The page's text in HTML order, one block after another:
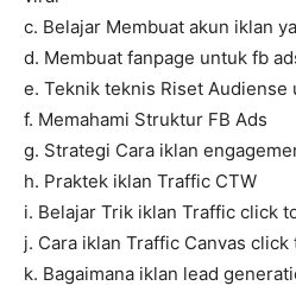
c. Belajar Membuat akun iklan
d. Membuat fanpage untuk fb
e. Teknik teknis Riset Audiense
f. Memahami Struktur FB Ads
g. Strategi Cara iklan
h. Praktek iklan Traffic CTW
i. Belajar Trik iklan Traffic click
j. Cara iklan Traffic Canvas click
k. Bagaimana iklan lead